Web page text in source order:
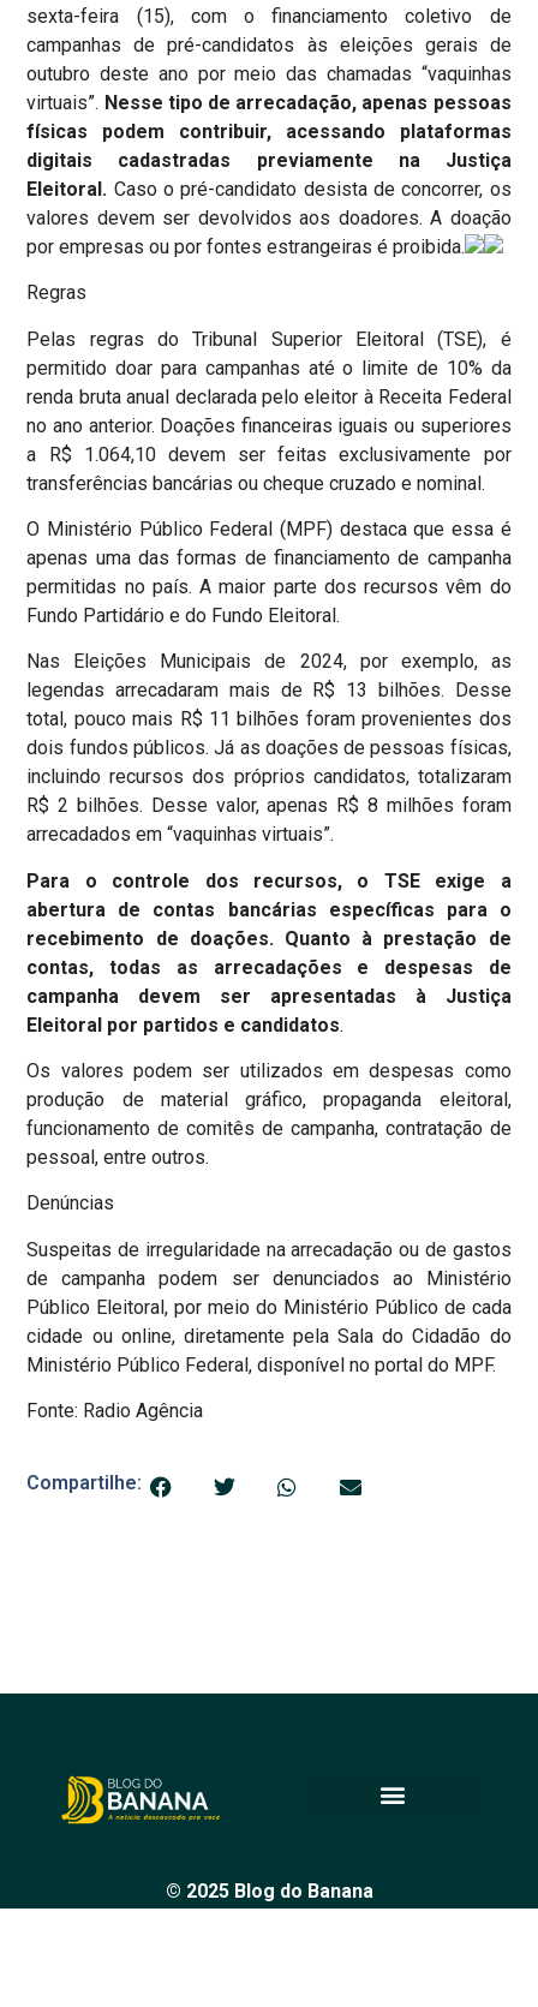
sexta-feira (15), com o financiamento coletivo de
campanhas de pré-candidatos às eleições gerais de
outubro deste ano por meio das chamadas “vaquinhas
virtuais”. Nesse tipo de arrecadação, apenas pessoas
físicas podem contribuir, acessando plataformas
digitais cadastradas previamente na Justiça
Eleitoral. Caso o pré-candidato desista de concorrer, os
valores devem ser devolvidos aos doadores. A doação
por empresas ou por fontes estrangeiras é proibida.
Regras
Pelas regras do Tribunal Superior Eleitoral (TSE), é
permitido doar para campanhas até o limite de 10% da
renda bruta anual declarada pelo eleitor à Receita Federal
no ano anterior. Doações financeiras iguais ou superiores
a R$ 1.064,10 devem ser feitas exclusivamente por
transferências bancárias ou cheque cruzado e nominal.
O Ministério Público Federal (MPF) destaca que essa é
apenas uma das formas de financiamento de campanha
permitidas no país. A maior parte dos recursos vêm do
Fundo Partidário e do Fundo Eleitoral.
Nas Eleições Municipais de 2024, por exemplo, as
legendas arrecadaram mais de R$ 13 bilhões. Desse
total, pouco mais R$ 11 bilhões foram provenientes dos
dois fundos públicos. Já as doações de pessoas físicas,
incluindo recursos dos próprios candidatos, totalizaram
R$ 2 bilhões. Desse valor, apenas R$ 8 milhões foram
arrecadados em “vaquinhas virtuais”.
Para o controle dos recursos, o TSE exige a
abertura de contas bancárias específicas para o
recebimento de doações. Quanto à prestação de
contas, todas as arrecadações e despesas de
campanha devem ser apresentadas à Justiça
Eleitoral por partidos e candidatos.
Os valores podem ser utilizados em despesas como
produção de material gráfico, propaganda eleitoral,
funcionamento de comitês de campanha, contratação de
pessoal, entre outros.
Denúncias
Suspeitas de irregularidade na arrecadação ou de gastos
de campanha podem ser denunciados ao Ministério
Público Eleitoral, por meio do Ministério Público de cada
cidade ou online, diretamente pela Sala do Cidadão do
Ministério Público Federal, disponível no portal do MPF.
Fonte: Radio Agência
Compartilhe:
© 2025 Blog do Banana